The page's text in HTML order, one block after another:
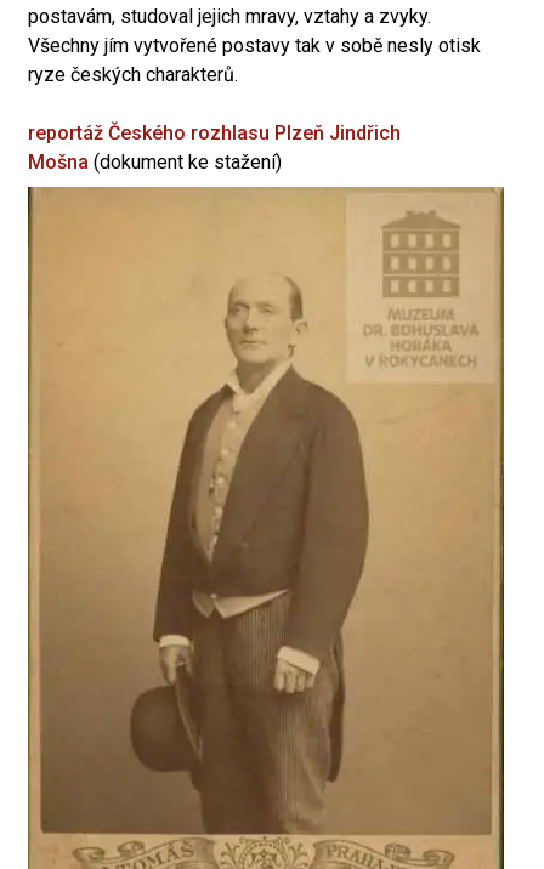
postavám, studoval jejich mravy, vztahy a zvyky.
Všechny jím vytvořené postavy tak v sobě nesly otisk
ryze českých charakterů.
reportáž Českého rozhlasu Plzeň Jindřich
Mošna (dokument ke stažení)